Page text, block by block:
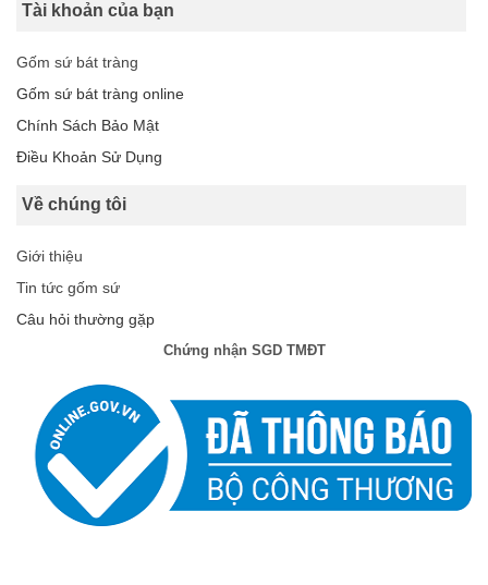
Tài khoản của bạn
Gốm sứ bát tràng
Gốm sứ bát tràng online
Chính Sách Bảo Mật
Điều Khoản Sử Dụng
Về chúng tôi
Giới thiệu
Tin tức gốm sứ
Câu hỏi thường gặp
Chứng nhận SGD TMĐT